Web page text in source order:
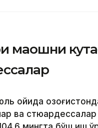
маошни
ойида
ва стюардессалар